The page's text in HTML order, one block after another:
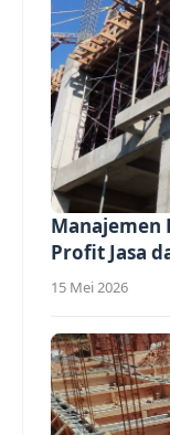
Manajemen
Profit Jasa
15 Mei 2026